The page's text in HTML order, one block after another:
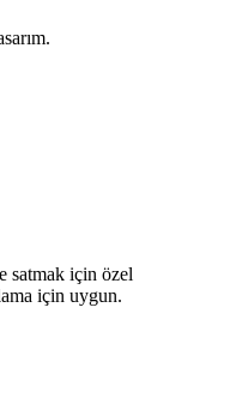
satmak için özel
için uygun.